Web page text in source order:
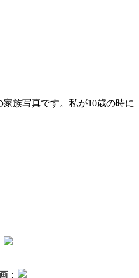
族写真です。私が10歳の時に
：